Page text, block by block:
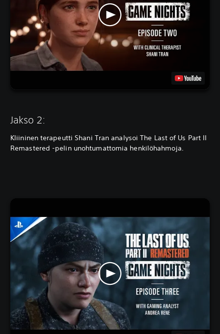
Jakso 2:
Kliininen terapeutti Shani Tran analysoi The Last of Us Part II
Remastered -pelin unohtumattomia henkilöhahmoja.